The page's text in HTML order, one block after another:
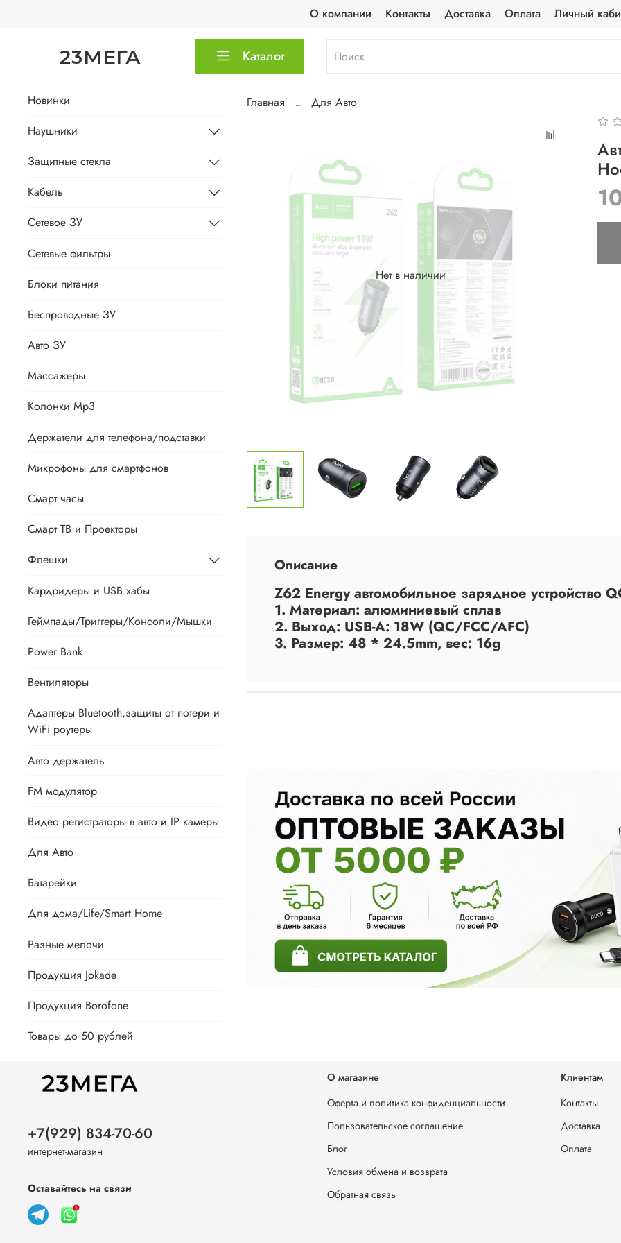
О компании Контакты Доставка Оплата Личный
23МЕГА Каталог
Главная Для Авто
Нет в наличии
Описание
Z62 Energy автомобильное зарядное устройство
1. Материал: алюминиевый сплав
2. Выход: USB-A: 18W (QC/FCC/AFC)
3. Размер: 48 * 24.5mm, вес: 16g
Новинки
Наушники
Защитные стекла
Кабель
Сетевое ЗУ
Сетевые фильтры
Блоки питания
Беспроводные ЗУ
Авто ЗУ
Массажеры
Колонки Mp3
Держатели для телефона/подставки
Микрофоны для смартфонов
Смарт часы
Смарт ТВ и Проекторы
Флешки
Кардридеры и USB хабы
Геймпады/Триггеры/Консоли/Мышки
Power Bank
Вентиляторы
Адаптеры Bluetooth,защиты от потери и
WiFi роутеры
Авто держатель
FM модулятор
Видео регистраторы в авто и IP камеры
Для Авто
Батарейки
Для дома/Life/Smart Home
Разные мелочи
Продукция Jokade
Продукция Borofone
Товары до 50 рублей
О магазине
Оферта и политика конфиденциальности
Пользовательское соглашение
Блог
Условия обмена и возврата
Обратная связь
Клиентам
Контакты
Доставка
Оплата
+7(929) 834-70-60
интернет-магазин
Оставайтесь на связи